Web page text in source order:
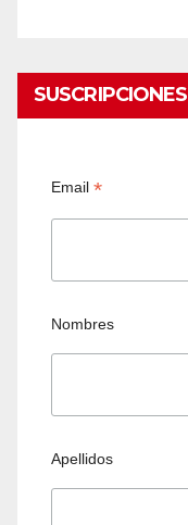
SUSCRIPCIONES
Email*
Nombres
Apellidos